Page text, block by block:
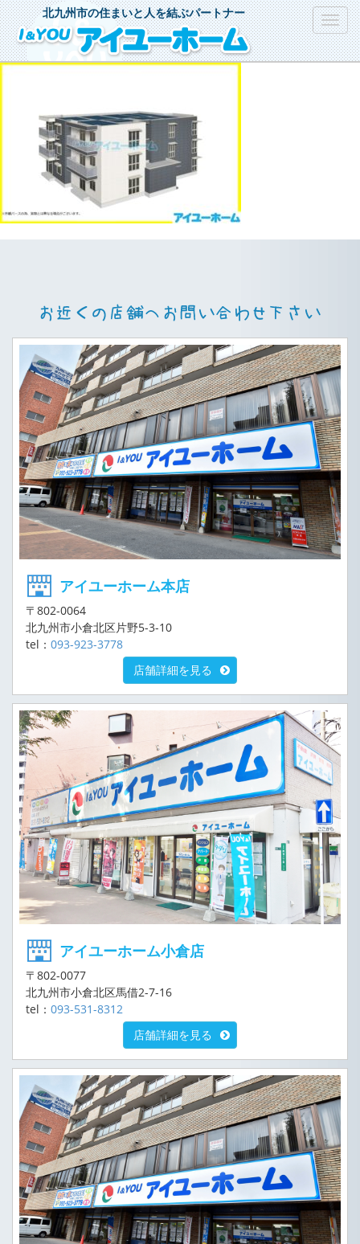
北九州市の住まいと人を結ぶパートナー
アイユーホーム本店
〒802-0064
北九州市小倉北区片野5-3-10
tel： 093-923-3778
店舗詳細を見る
アイユーホーム小倉店
〒802-0077
北九州市小倉北区馬借2-7-16
tel： 093-531-8312
店舗詳細を見る